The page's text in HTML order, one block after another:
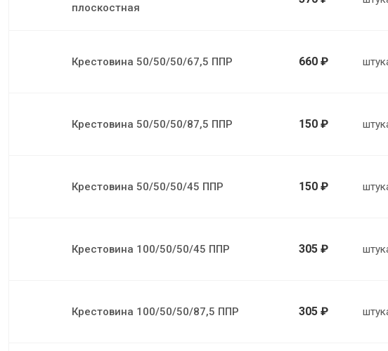
плоскостная
Крестовина 50/50/50/67,5 ППР 660 ₽
Крестовина 50/50/50/87,5 ППР 150 ₽
Крестовина 50/50/50/45 ППР 150 ₽
Крестовина 100/50/50/45 ППР 305 ₽
Крестовина 100/50/50/87,5 ППР 305 ₽